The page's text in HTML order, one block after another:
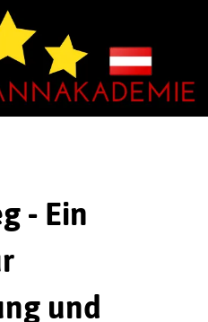
- Ein
und